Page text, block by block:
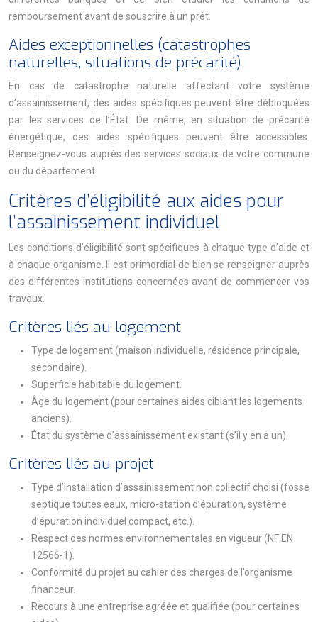
remboursement avant de souscrire à un prêt.
Aides exceptionnelles (catastrophes
naturelles, situations de précarité)
En cas de catastrophe naturelle affectant votre système
d’assainissement, des aides spécifiques peuvent être débloquées
par les services de l’État. De même, en situation de précarité
énergétique, des aides spécifiques peuvent être accessibles.
Renseignez-vous auprès des services sociaux de votre commune
ou du département.
Critères d’éligibilité aux aides pour
l’assainissement individuel
Les conditions d’éligibilité sont spécifiques à chaque type d’aide et
à chaque organisme. Il est primordial de bien se renseigner auprès
des différentes institutions concernées avant de commencer vos
travaux.
Critères liés au logement
Type de logement (maison individuelle, résidence principale,
secondaire).
Superficie habitable du logement.
Âge du logement (pour certaines aides ciblant les logements
anciens).
État du système d’assainissement existant (s’il y en a un).
Critères liés au projet
Type d’installation d’assainissement non collectif choisi (fosse
septique toutes eaux, micro-station d’épuration, système
d’épuration individuel compact, etc.).
Respect des normes environnementales en vigueur (NF EN
12566-1).
Conformité du projet au cahier des charges de l’organisme
financeur.
Recours à une entreprise agréée et qualifiée (pour certaines